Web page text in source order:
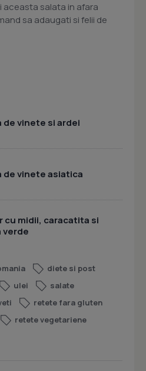
aceasta salata in afara
sa adaugati si felii de
de vinete si ardei
de vinete asiatica
cu midii, caracatita si
verde
diete si post
ulei
salate
retete fara gluten
retete vegetariene